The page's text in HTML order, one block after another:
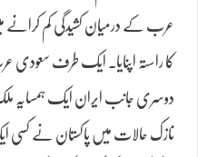
عرب کے درمیان کشیدگی کم کرانے
کا راستہ اپنایا۔ ایک طرف سعودی
دوسری جانب ایران ایک ہمسایہ
نازک حالات میں پاکستان نے کسی